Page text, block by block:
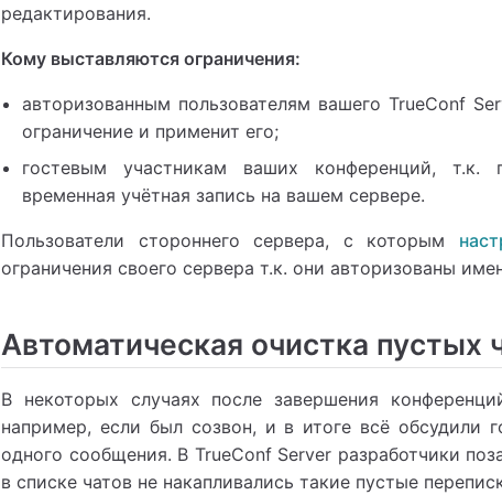
редактирования.
Кому выставляются ограничения:
авторизованным пользователям вашегоTrueConf
ограничение и применит его;
гостевым участникам ваших конференций, т.к.
временная учётная запись на вашем сервере.
Пользователи стороннего сервера, с которым
ограничения своего сервера т.к. они авторизованы
Автоматическая очистка пустых
В некоторых случаях после завершения
например, если был созвон, и в итоге всё обсудили
одного сообщения. В TrueConf Server разработчики
в списке чатов не накапливались такие пустые